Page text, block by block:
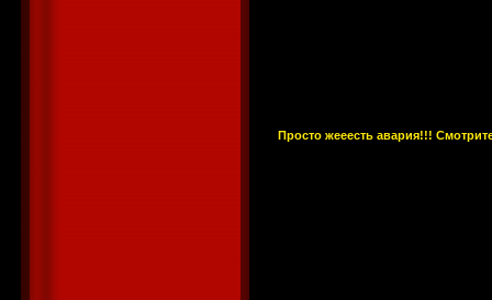
Просто жееесть авария!!!